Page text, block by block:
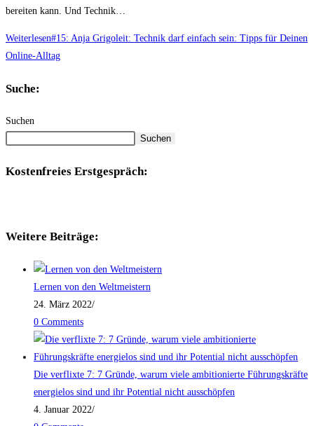
bereiten kann. Und Technik…
Weiterlesen#15: Anja Grigoleit: Technik darf einfach sein: Tipps für Deinen
Online-Alltag
Suche:
Suchen
Suchen
Kostenfreies Erstgespräch:
Weitere Beiträge:
Lernen von den Weltmeistern
24. März 2022/
0 Comments
Die verflixte 7: 7 Gründe, warum viele ambitionierte Führungskräfte
energielos sind und ihr Potential nicht ausschöpfen
4. Januar 2022/